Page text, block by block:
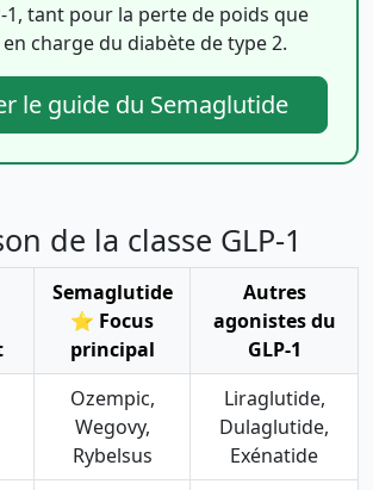
1, tant pour la perte de poids que
charge du diabète de type 2.
le guide du Semaglutide
de la classe GLP-1
Semaglutide
⭐ Focus
principal
Autres
agonistes du
GLP-1
Ozempic,
Wegovy,
Rybelsus
Liraglutide,
Dulaglutide,
Exénatide